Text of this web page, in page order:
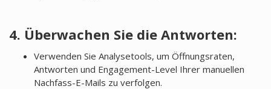
4. Überwachen Sie die Antworten:
Verwenden Sie Analysetools, um Öffnungsraten,
Antworten und Engagement-Level Ihrer manuellen
Nachfass-E-Mails zu verfolgen.